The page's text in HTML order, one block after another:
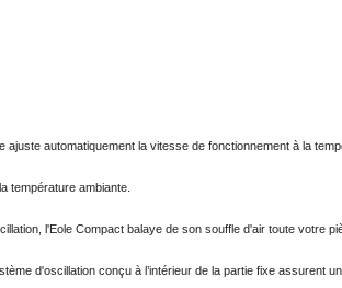
ajuste automatiquement la vitesse de fonctionnement à la
température ambiante.
l'Eole Compact balaye de son souffle d'air toute votre
d'oscillation conçu à l’intérieur de la partie fixe assurent